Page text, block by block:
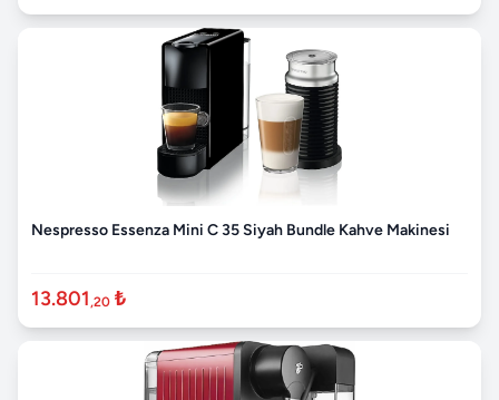
Nespresso Essenza Mini C 35 Siyah Bundle Kahve Makinesi
13.801 ,20 ₺